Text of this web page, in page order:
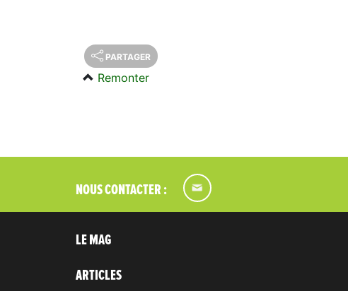
PARTAGER
Remonter
NOUS CONTACTER :
LE MAG
ARTICLES